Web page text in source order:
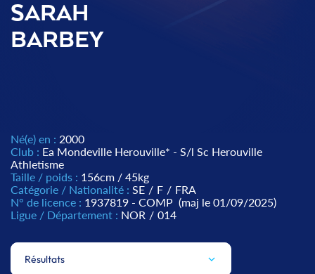
SARAH
BARBEY
Né(e) en : 2000
Club : Ea Mondeville Herouville* - S/l Sc Herouville
Athletisme
Taille / poids : 156cm / 45kg
Catégorie / Nationalité : SE / F / FRA
N° de licence : 1937819 - COMP (maj le 01/09/2025)
Ligue / Département : NOR / 014
Résultats